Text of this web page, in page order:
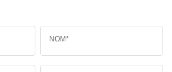
NOM*